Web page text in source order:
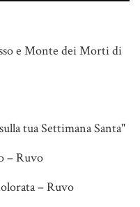
e Monte dei Morti di
tua Settimana Santa"
– Ruvo
– Ruvo